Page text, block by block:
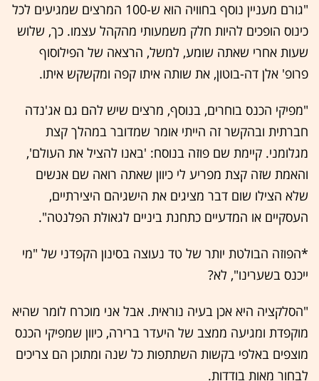
"גורם מעניין נוסף בחוויה הוא ש-100 המרצים שמגיעים לכל
כינוס הופכים להיות חלק משמעותי מהקהל עצמו. כך, שלוש
שעות אחרי שאתה שומע, למשל, הרצאה של הפילוסוף
פרופ' אלן דה-בוטון, את שותה איתו קפה ומקשקש איתו.
"מפיקי הכנס בוחרים, בנוסף, מרצים שיש להם גם אג'נדה
חברתית ובהקשר זה הייתי אומר שמדובר במהלך קצת
מגלומני. קיימת שם פוזה בנוסח: 'באנו להציל את העולם',
והאמת שזה קצת מפריע לי כיוון שאתה רואה שם אנשים
שלא הצילו שום דבר מציגים את הישגיהם היצירתיים,
העסקיים או המדעיים כתחנת ביניים לגאולת הפלנטה".
*הפוזה הבולטת יותר של טד נעוצה בסינון הקפדני של "מי
ייכנס בשערינו", לא?
"הסלקציה היא אכן בעיה נוראית. אבל אני מוכרח לומר שהיא
מוקפדת ומגיעה ממצב של היעדר ברירה, כיוון שמפיקי הכנס
מוצפים באלפי בקשות השתתפות כל שנה ומתוכן הם צריכים
לבחור מאות בודדות.